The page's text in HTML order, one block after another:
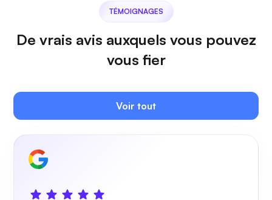
Owncast
TÉMOIGNAGES
De vrais avis auxquels vous pouvez
vous fier
Voir tout